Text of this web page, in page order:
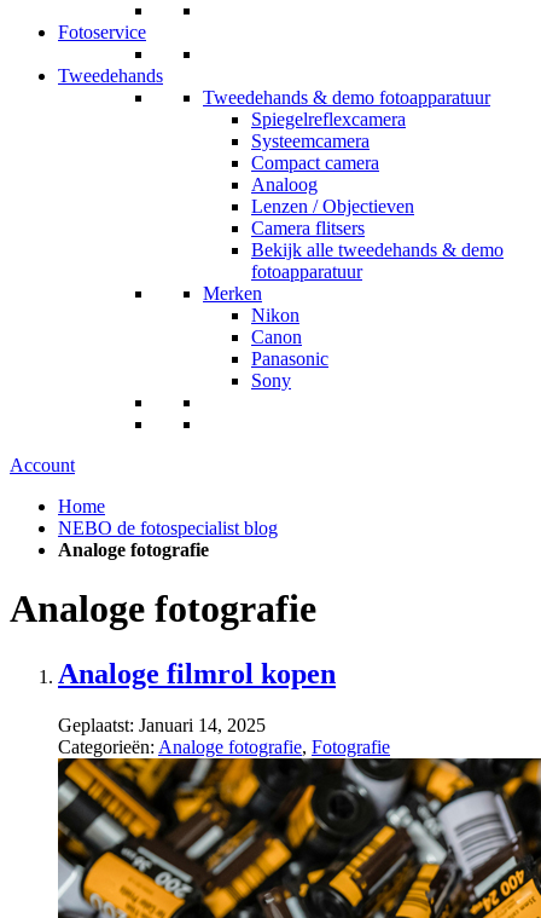
Fotoservice
Tweedehands
Tweedehands & demo fotoapparatuur
Spiegelreflexcamera
Systeemcamera
Compact camera
Analoog
Lenzen / Objectieven
Camera flitsers
Bekijk alle tweedehands & demo
fotoapparatuur
Merken
Nikon
Canon
Panasonic
Sony
Account
Home
NEBO de fotospecialist blog
Analoge fotografie
Analoge fotografie
Analoge filmrol kopen
Geplaatst: Januari 14, 2025
Categorieën: Analoge fotografie, Fotografie